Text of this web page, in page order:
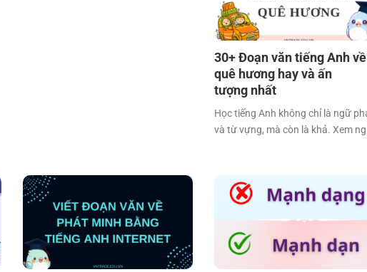
30+ Đoạn văn tiếng Anh về
quê hương hay và ấn
tượng nhất
Học tiếng Anh không chỉ là ngữ
và từ vựng, mà còn là khả. Xem